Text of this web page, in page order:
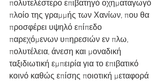
πολυτελέστερο επιβατηγό οχηματαγωγό
πλοίο της γραμμής των Χανίων, που θα
προσφέρει υψηλό επίπεδο
παρεχόμενων υπηρεσιών εν πλω,
πολυτέλεια, άνεση και μοναδική
ταξιδιωτική εμπειρία για το επιβατικό
κοινό καθώς επίσης ποιοτική μεταφορά